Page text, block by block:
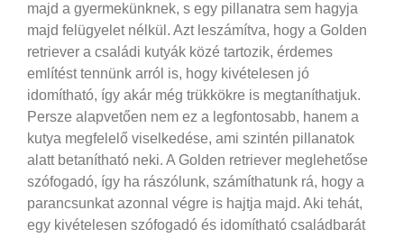
majd a gyermekünknek, s egy pillanatra sem hagyja
majd felügyelet nélkül. Azt leszámítva, hogy a Golden
retriever a családi kutyák közé tartozik, érdemes
említést tennünk arról is, hogy kivételesen jó
idomítható, így akár még trükkökre is megtaníthatjuk.
Persze alapvetően nem ez a legfontosabb, hanem a
kutya megfelelő viselkedése, ami szintén pillanatok
alatt betanítható neki. A Golden retriever meglehetőse
szófogadó, így ha rászólunk, számíthatunk rá, hogy a
parancsunkat azonnal végre is hajtja majd. Aki tehát,
egy kivételesen szófogadó és idomítható családbarát